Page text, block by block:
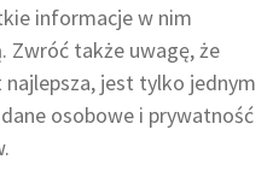
informacje w nim
Zwróć także uwagę, że
jest tylko jednym
osobowe i prywatność